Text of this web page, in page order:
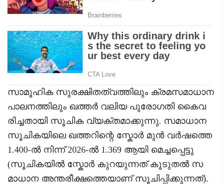
സാമൂഹിക സുരക്ഷിതത്വത്തിലും ക്രമസമാധാന
പാലനത്തിലും ഖത്തർ വലിയ പുരോഗതി കൈവ
രിച്ചതായി സൂചിക വ്യക്തമാക്കുന്നു. സമാധാന
സൂചികയിലെ ഖത്തറിന്റെ സ്കോർ മുൻ വർഷത്തെ
1.400-ൽ നിന്ന് 2026-ൽ 1.369 ആയി മെച്ചപ്പെട്ടു
(സൂചികയിൽ സ്കോർ കുറയുന്നത് കൂടുതൽ സ
മാധാന അന്തരീക്ഷത്തെയാണ് സൂചിപ്പിക്കുന്നത്).